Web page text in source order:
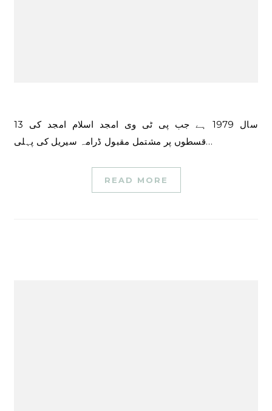
سال 1979 ہے جب پی ٹی وی امجد اسلام امجد کی 13
قسطوں پر مشتمل مقبول ڈرامہ سیریل کی پہلی…
READ MORE